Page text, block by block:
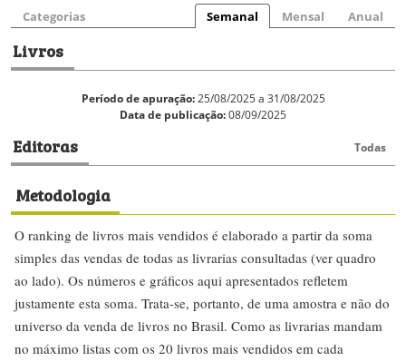
Categorias Semanal Mensal Anual
Livros
Período de apuração:25/08/2025 a 31/08/2025
Data de publicação:08/09/2025
Editoras Todas
Metodologia
O ranking de livros mais vendidos é elaborado a partir da soma
simples das vendas de todas as livrarias consultadas (ver quadro
ao lado). Os números e gráficos aqui apresentados refletem
justamente esta soma. Trata-se, portanto, de uma amostra e não do
universo da venda de livros no Brasil. Como as livrarias mandam
no máximo listas com os 20 livros mais vendidos em cada